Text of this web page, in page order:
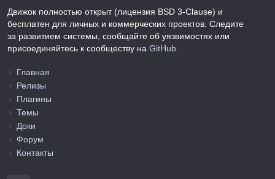
Движок полностью открыт (лицензия BSD 3-Clause) и
бесплатен для личных и коммерческих проектов. Следите
за развитием системы, сообщайте об уязвимостях или
присоединяйтесь к сообществу на GitHub
Главная
Релизы
Плагины
Темы
Доки
Форум
Контакты